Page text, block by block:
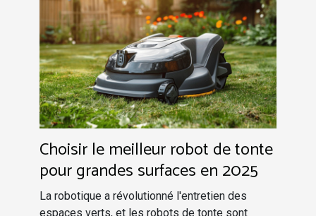
Choisir le meilleur robot de tonte
pour grandes surfaces en 2025
La robotique a révolutionné l'entretien des
espaces verts, et les robots de tonte sont